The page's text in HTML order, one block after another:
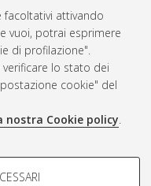
facoltativi attivando
vuoi, potrai esprimere
di profilazione".
lo stato dei
cookie" del
nostra Cookie policy.